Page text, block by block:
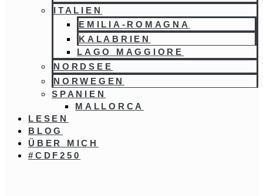
ITALIEN
EMILIA-ROMAGNA
KALABRIEN
LAGO MAGGIORE
NORDSEE
NORWEGEN
SPANIEN
MALLORCA
LESEN
BLOG
ÜBER MICH
#CDF250